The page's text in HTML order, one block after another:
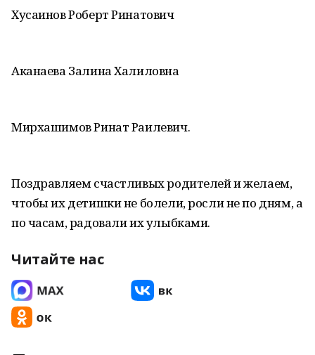
Хусаинов Роберт Ринатович
Аканаева Залина Халиловна
Мирхашимов Ринат Раилевич.
Поздравляем счастливых родителей и желаем,
чтобы их детишки не болели, росли не по дням, а
по часам, радовали их улыбками.
Читайте нас